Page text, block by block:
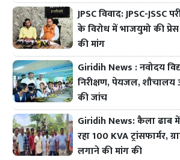
JPSC विवाद: JPSC-JSSC
के विरोध में भाजयुमो की प्रेस
की मांग
Giridih News : नवोदय
निरीक्षण, पेयजल,
की जांच
Giridih News: कैला ढाब में
रहा 100 KVA ट्रांसफार्मर,
लगाने की मांग की